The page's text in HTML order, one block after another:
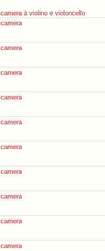
à violino e violoncello